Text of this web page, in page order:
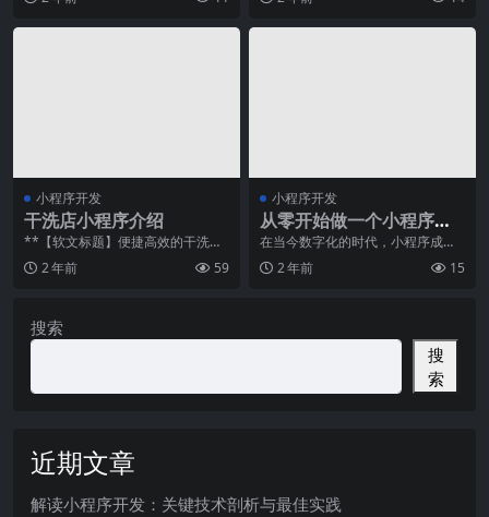
小程序开发
干洗店小程序介绍
**【软文标题】便捷高效的干洗店
小程序——给您品质生活的保障**
2020年，信息
2 年前 59
小程序开发
从零开始做一个小程序的
流程和步骤
在当今数字化的时代，小程序成为
了越来越多企业和个人争相开发的
热门项目。小程序不仅
2 年前 15
搜索
搜
索
近期文章
解读小程序开发：关键技术剖析与最佳实践